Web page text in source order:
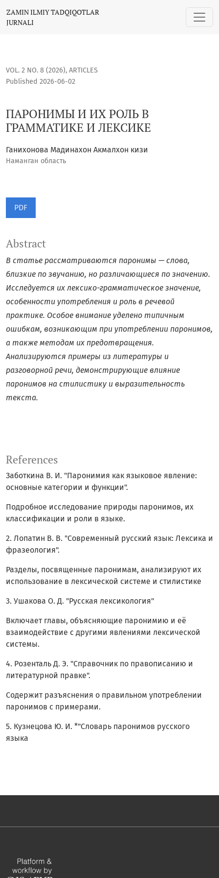
ZAMIN ILMIY TADQIQOTLAR
JURNALI
VOL. 2 NO. 8 (2026), ARTICLES
ПАРОНИМЫ И ИХ РОЛЬ В
ГРАММАТИКЕ И ЛЕКСИКЕ
Published 2026-06-02
Ганихонова Мадинахон Акмалхон кизи
Наманган область
PDF
Abstract
В статье рассматриваются паронимы — слова,
близкие по звучанию, но различающиеся по значению.
Исследуется их лексико-грамматическое значение,
особенности употребления и роль в речевой
практике. Особое внимание уделено типичным
ошибкам, возникающим при употреблении паронимов,
а также методам их предотвращения.
Анализируются примеры из литературы и
разговорной речи, демонстрирующие влияние
паронимов на стилистику и выразительность
текста.
References
Заботкина В. И. "Паронимия как языковое явление:
основные категории и функции".
Подробное исследование природы паронимов, их
классификации и роли в языке.
2. Лопатин В. В. "Современный русский язык: Лексика и
фразеология".
Разделы, посвященные паронимам, анализируют их
использование в лексической системе и стилистике
3. Ушакова О. Д. "Русская лексикология"
Включает главы, объясняющие паронимию и её
взаимодействие с другими явлениями лексической
системы.
4. Розенталь Д. Э. "Справочник по правописанию и
литературной правке".
Содержит разъяснения о правильном употреблении
паронимов с примерами.
5. Кузнецова Ю. И. *"Словарь паронимов русского
языка